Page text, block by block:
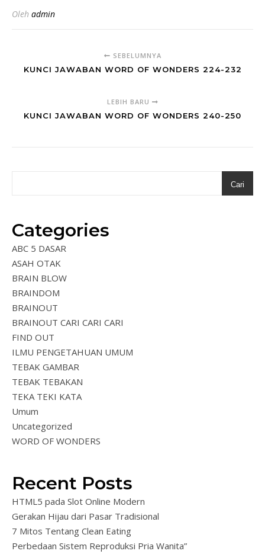
Oleh admin
SEBELUMNYA
KUNCI JAWABAN WORD OF WONDERS 224-232
LEBIH BARU
KUNCI JAWABAN WORD OF WONDERS 240-250
Cari
Categories
ABC 5 DASAR
ASAH OTAK
BRAIN BLOW
BRAINDOM
BRAINOUT
BRAINOUT CARI CARI CARI
FIND OUT
ILMU PENGETAHUAN UMUM
TEBAK GAMBAR
TEBAK TEBAKAN
TEKA TEKI KATA
Umum
Uncategorized
WORD OF WONDERS
Recent Posts
HTML5 pada Slot Online Modern
Gerakan Hijau dari Pasar Tradisional
7 Mitos Tentang Clean Eating
Perbedaan Sistem Reproduksi Pria Wanita”